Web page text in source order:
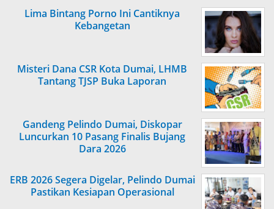
Lima Bintang Porno Ini Cantiknya
Kebangetan
Misteri Dana CSR Kota Dumai, LHMB
Tantang TJSP Buka Laporan
Gandeng Pelindo Dumai, Diskopar
Luncurkan 10 Pasang Finalis Bujang
Dara 2026
ERB 2026 Segera Digelar, Pelindo Dumai
Pastikan Kesiapan Operasional